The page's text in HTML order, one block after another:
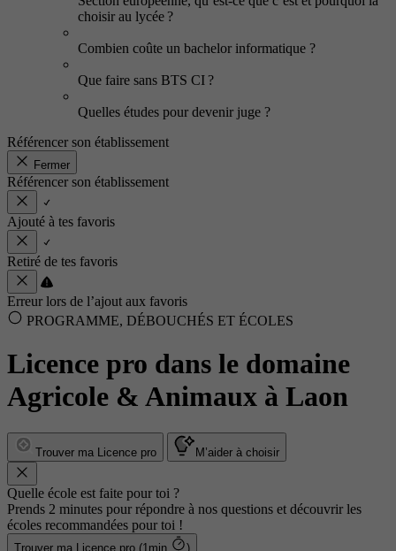
choisir au lycée ?
Combien coûte un bachelor informatique ?
Que faire sans BTS CI ?
Quelles études pour devenir juge ?
Référencer son établissement
Fermer
Référencer son établissement
Ajouté à tes favoris
Retiré de tes favoris
Erreur lors de l’ajout aux favoris
PROGRAMME, DÉBOUCHÉS ET ÉCOLES
Licence pro dans le domaine
Agricole & Animaux à Laon
Trouver ma Licence pro M’aider à choisir
Quelle école est faite pour toi ?
Prends 2 minutes pour répondre à nos questions et découvrir les
écoles recommandées pour toi !
Trouver ma Licence pro (1min )